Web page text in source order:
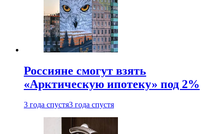
Россияне смогут взять
«Арктическую ипотеку» под 2%
3 года спустя3 года спустя